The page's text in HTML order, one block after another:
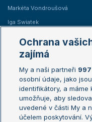
Markéta Vondroušová
Iga Swiatek
Žebříčky
Žebříček ATP (muži)
Žebříček WTA (ženy)
Sázkařský žebříček
Ochrana
zajímá
My a naši partneři 997
osobní údaje, jako
identifikátory, a máme
umožňuje, aby
uvedené v části My a
účelem poskytování.